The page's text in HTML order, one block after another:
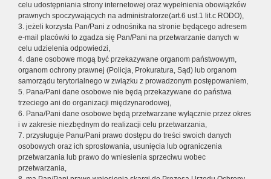
celu udostępniania strony internetowej oraz wypełnienia obowiązków
prawnych spoczywających na administratorze(art.6 ust.1 lit.c RODO),
3. jeżeli korzysta Pan/Pani z odnośnika na stronie będącego adresem
e-mail placówki to zgadza się Pan/Pani na przetwarzanie danych w
celu udzielenia odpowiedzi,
4. dane osobowe mogą być przekazywane organom państwowym,
organom ochrony prawnej (Policja, Prokuratura, Sąd) lub organom
samorządu terytorialnego w związku z prowadzonym postępowaniem,
5. Pana/Pani dane osobowe nie będą przekazywane do państwa
trzeciego ani do organizacji międzynarodowej,
6. Pana/Pani dane osobowe będą przetwarzane wyłącznie przez okres
i w zakresie niezbędnym do realizacji celu przetwarzania,
7. przysługuje Panu/Pani prawo dostępu do treści swoich danych
osobowych oraz ich sprostowania, usunięcia lub ograniczenia
przetwarzania lub prawo do wniesienia sprzeciwu wobec
przetwarzania,